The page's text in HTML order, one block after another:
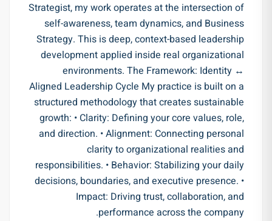
Strategist, my work operates at the intersection of
self-awareness, team dynamics, and Business
Strategy. This is deep, context-based leadership
development applied inside real organizational
environments. The Framework: Identity ↔
Aligned Leadership Cycle My practice is built on a
structured methodology that creates sustainable
growth: • Clarity: Defining your core values, role,
and direction. • Alignment: Connecting personal
clarity to organizational realities and
responsibilities. • Behavior: Stabilizing your daily
decisions, boundaries, and executive presence. •
Impact: Driving trust, collaboration, and
performance across the company.